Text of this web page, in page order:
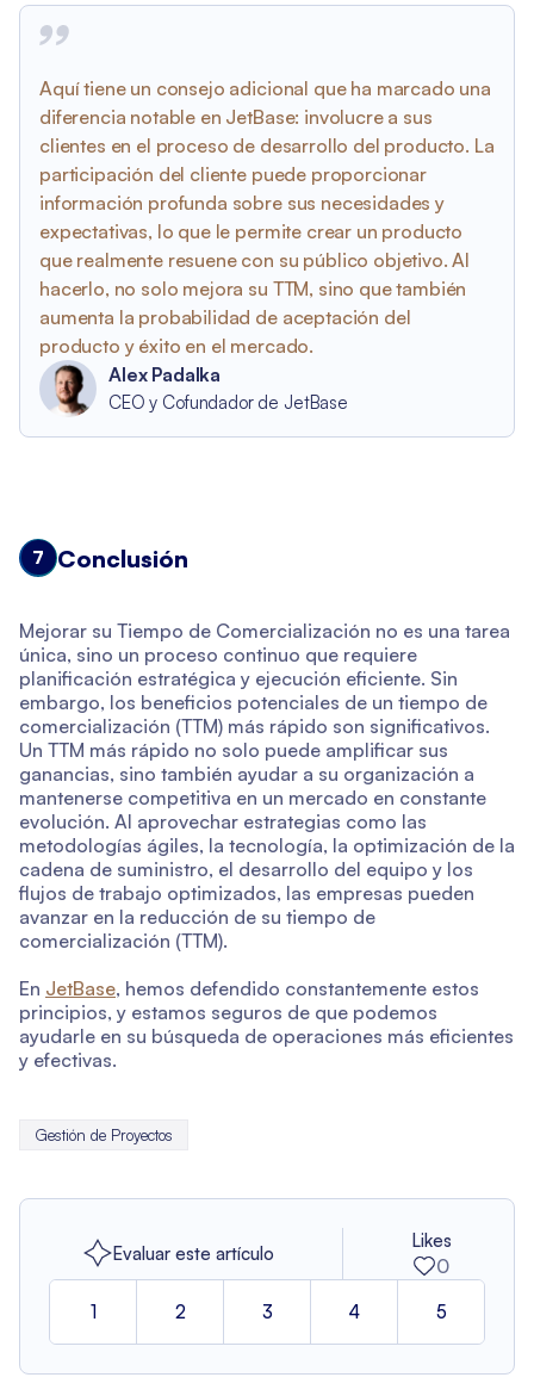
Aquí tiene un consejo adicional que ha marcado una
diferencia notable en JetBase: involucre a sus
clientes en el proceso de desarrollo del producto. La
participación del cliente puede proporcionar
información profunda sobre sus necesidades y
expectativas, lo que le permite crear un producto
que realmente resuene con su público objetivo. Al
hacerlo, no solo mejora su TTM, sino que también
aumenta la probabilidad de aceptación del
producto y éxito en el mercado.
Alex Padalka
CEO y Cofundador de JetBase
7 Conclusión
Mejorar su Tiempo de Comercialización no es una tarea
única, sino un proceso continuo que requiere
planificación estratégica y ejecución eficiente. Sin
embargo, los beneficios potenciales de un tiempo de
comercialización (TTM) más rápido son significativos.
Un TTM más rápido no solo puede amplificar sus
ganancias, sino también ayudar a su organización a
mantenerse competitiva en un mercado en constante
evolución. Al aprovechar estrategias como las
metodologías ágiles, la tecnología, la optimización de la
cadena de suministro, el desarrollo del equipo y los
flujos de trabajo optimizados, las empresas pueden
avanzar en la reducción de su tiempo de
comercialización (TTM).
En JetBase, hemos defendido constantemente estos
principios, y estamos seguros de que podemos
ayudarle en su búsqueda de operaciones más eficientes
y efectivas.
Gestión de Proyectos
Evaluar este artículo
Likes
0
1 2 3 4 5